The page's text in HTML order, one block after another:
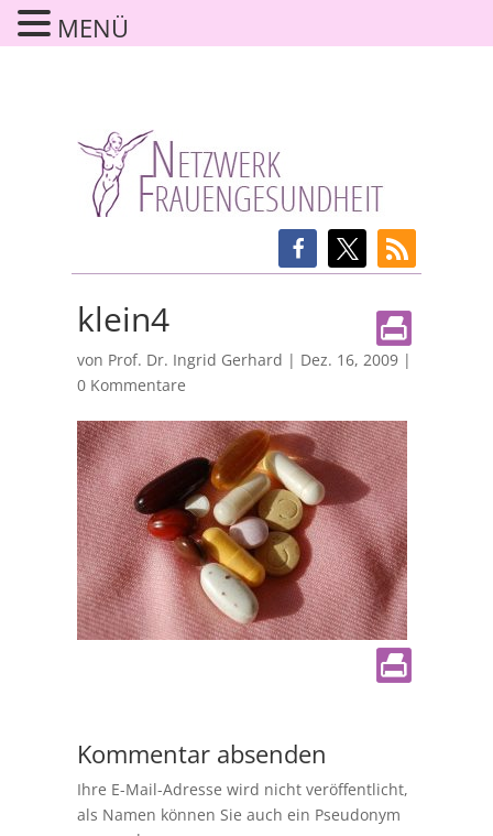
klein4
von Prof. Dr. Ingrid Gerhard | Dez. 16, 2009|
0 Kommentare
Kommentar absenden
Ihre E-Mail-Adresse wird nicht veröffentlicht,
als Namen können Sie auch ein Pseudonym
MENÜ